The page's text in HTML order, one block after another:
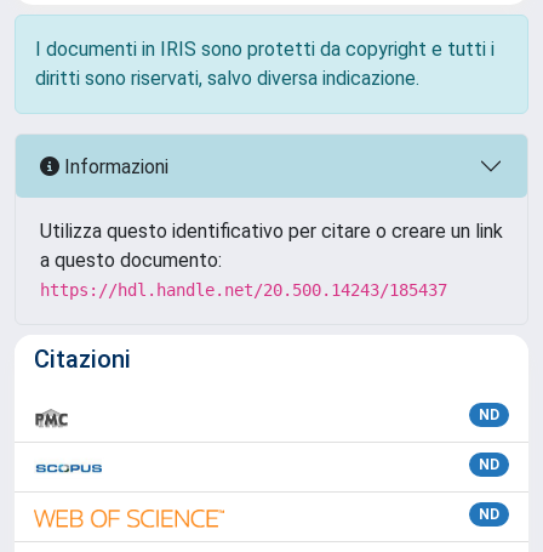
I documenti in IRIS sono protetti da copyright e tutti i
diritti sono riservati, salvo diversa indicazione.
Informazioni
Utilizza questo identificativo per citare o creare un link
a questo documento:
https://hdl.handle.net/20.500.14243/185437
Citazioni
ND
ND
ND